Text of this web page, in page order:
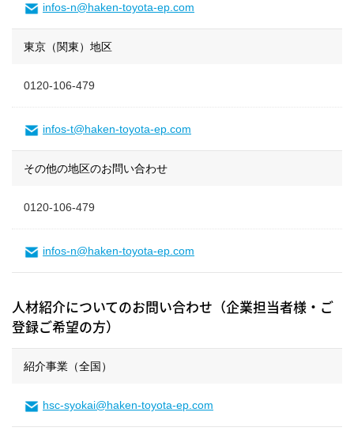
infos-n@haken-toyota-ep.com
東京（関東）地区
0120-106-479
infos-t@haken-toyota-ep.com
その他の地区のお問い合わせ
0120-106-479
infos-n@haken-toyota-ep.com
人材紹介についてのお問い合わせ（企業担当者様・ご
登録ご希望の方）
紹介事業（全国）
hsc-syokai@haken-toyota-ep.com